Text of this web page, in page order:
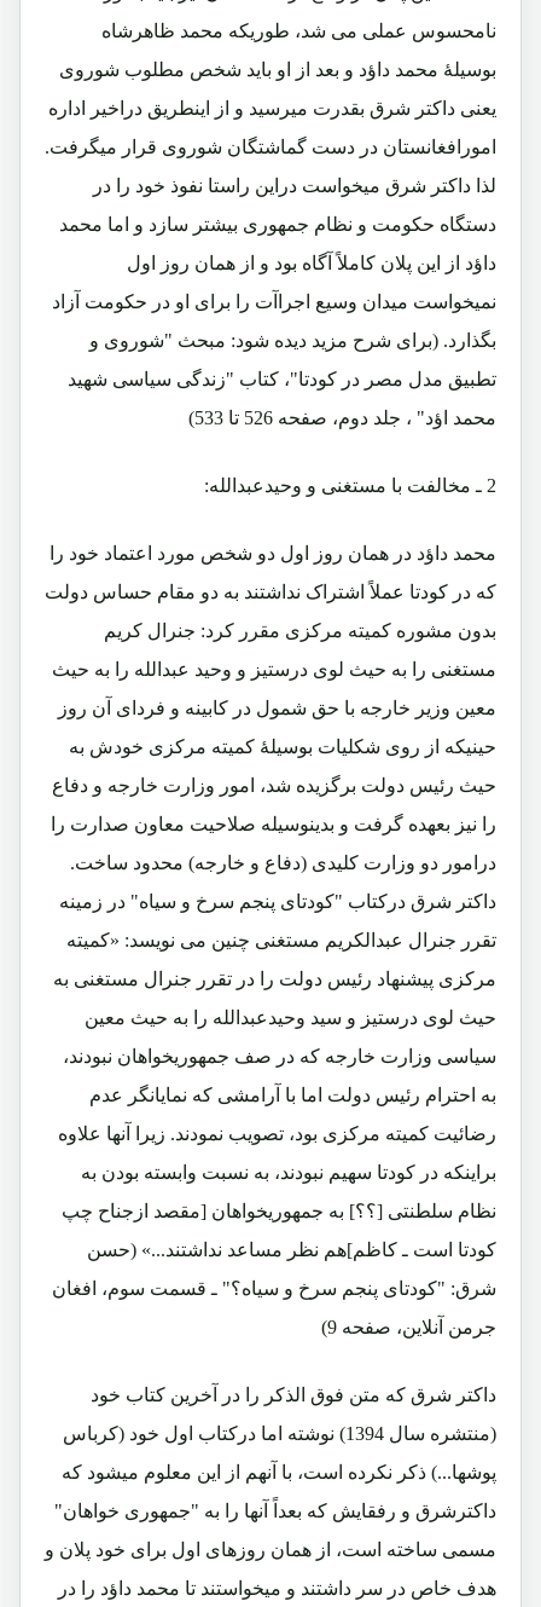
نامحسوس عملی می شد، طوریکه محمد ظاهرشاه
بوسیلۀ محمد داؤد و بعد از او باید شخص مطلوب شوروی
یعنی داکتر شرق بقدرت میرسید و از اینطریق دراخیر اداره
امورافغانستان در دست گماشتگان شوروی قرار میگرفت.
لذا داکتر شرق میخواست دراین راستا نفوذ خود را در
دستگاه حکومت و نظام جمهوری بیشتر سازد و اما محمد
داؤد از این پلان کاملاً آگاه بود و از همان روز اول
نمیخواست میدان وسیع اجراآت را برای او در حکومت آزاد
بگذارد. (برای شرح مزید دیده شود: مبحث "شوروی و
تطبیق مدل مصر در کودتا"، کتاب "زندگی سیاسی شهید
محمد اؤد" ، جلد دوم، صفحه 526 تا 533)
2 ـ مخالفت با مستغنی و وحیدعبدالله:
محمد داؤد در همان روز اول دو شخص مورد اعتماد خود را
که در کودتا عملاً اشتراک نداشتند به دو مقام حساس دولت
بدون مشوره کمیته مرکزی مقرر کرد: جنرال کریم
مستغنی را به حیث لوی درستیز و وحید عبدالله را به حیث
معین وزیر خارجه با حق شمول در کابینه و فردای آن روز
حینیکه از روی شکلیات بوسیلۀ کمیته مرکزی خودش به
حیث رئیس دولت برگزیده شد، امور وزارت خارجه و دفاع
را نیز بعهده گرفت و بدینوسیله صلاحیت معاون صدارت را
درامور دو وزارت کلیدی (دفاع و خارجه) محدود ساخت.
داکتر شرق درکتاب "کودتای پنجم سرخ و سیاه" در زمینه
تقرر جنرال عبدالکریم مستغنی چنین می نویسد: «کمیته
مرکزی پیشنهاد رئیس دولت را در تقرر جنرال مستغنی به
حیث لوی درستیز و سید وحیدعبدالله را به حیث معین
سیاسی وزارت خارجه که در صف جمهوریخواهان نبودند،
به احترام رئیس دولت اما با آرامشی که نمایانگر عدم
رضائیت کمیته مرکزی بود، تصویب نمودند. زیرا آنها علاوه
براینکه در کودتا سهیم نبودند، به نسبت وابسته بودن به
نظام سلطنتی [؟؟] به جمهوریخواهان [مقصد ازجناح چپ
کودتا است ـ کاظم]هم نظر مساعد نداشتند...» (حسن
شرق: "کودتای پنجم سرخ و سیاه؟" ـ قسمت سوم، افغان
جرمن آنلاین، صفحه 9)
داکتر شرق که متن فوق الذکر را در آخرین کتاب خود
(منتشره سال 1394) نوشته اما درکتاب اول خود (کرباس
پوشها...) ذکر نکرده است، با آنهم از این معلوم میشود که
داکترشرق و رفقایش که بعداً آنها را به "جمهوری خواهان"
مسمی ساخته است، از همان روزهای اول برای خود پلان و
هدف خاص در سر داشتند و میخواستند تا محمد داؤد را در